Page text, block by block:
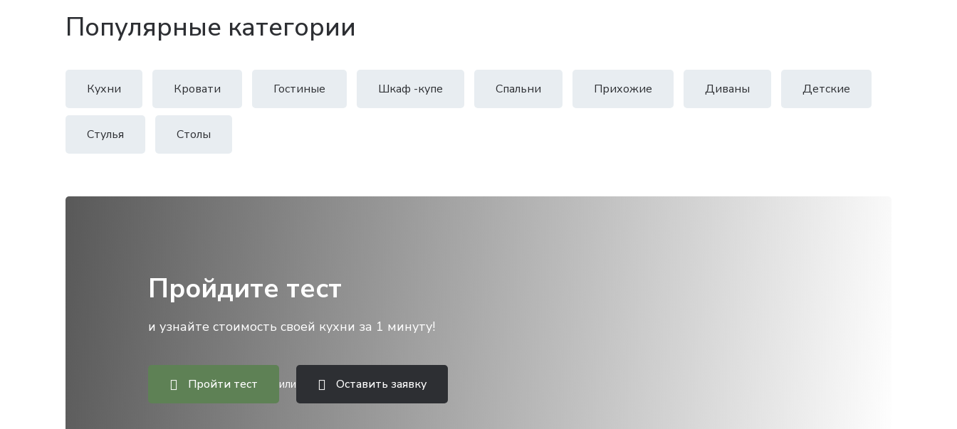
Популярные категории
Кухни Кровати Гостиные Шкаф -купе Спальни Прихожие Диваны Детские
Стулья Столы
Пройдите тест
и узнайте стоимость своей кухни за 1 минуту!
Пройти тест или Оставить заявку